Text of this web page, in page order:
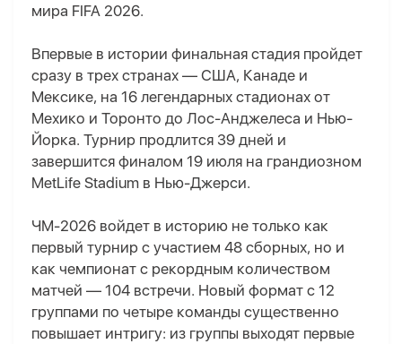
мира FIFA 2026.
Впервые в истории финальная стадия пройдет
сразу в трех странах — США, Канаде и
Мексике, на 16 легендарных стадионах от
Мехико и Торонто до Лос-Анджелеса и Нью-
Йорка. Турнир продлится 39 дней и
завершится финалом 19 июля на грандиозном
MetLife Stadium в Нью-Джерси.
ЧМ-2026 войдет в историю не только как
первый турнир с участием 48 сборных, но и
как чемпионат с рекордным количеством
матчей — 104 встречи. Новый формат с 12
группами по четыре команды существенно
повышает интригу: из группы выходят первые